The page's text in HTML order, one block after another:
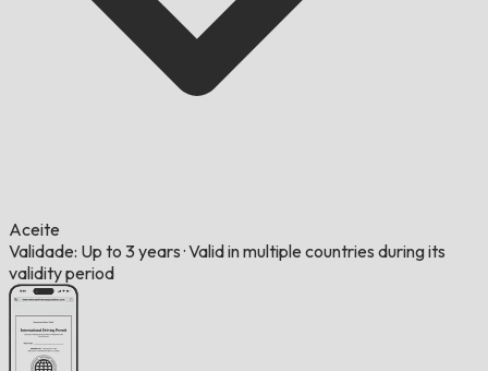
Aceite
Validade: Up to 3 years ·Valid in multiple countries during its
validity period